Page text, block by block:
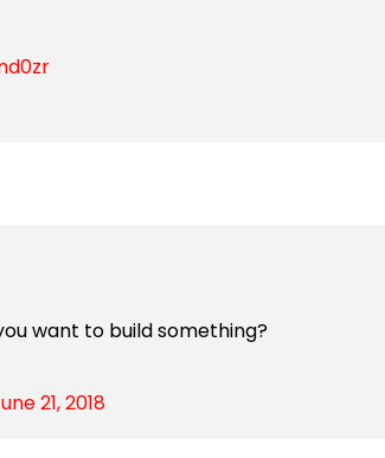
want to build something?
21, 2018